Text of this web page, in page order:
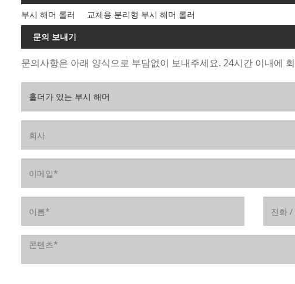
부시 해머 롤러
교체용 분리형 부시 해머 롤러
문의 보내기
문의사항은 아래 양식으로 부담없이 보내주세요. 24시간 이내에